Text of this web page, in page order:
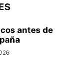
antes de